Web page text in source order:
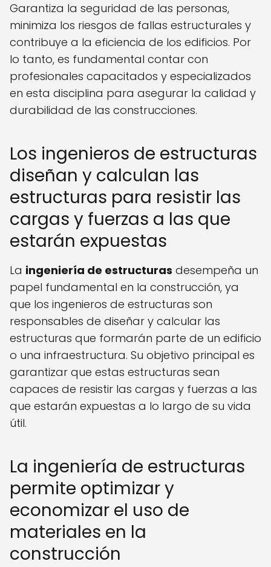
Garantiza la seguridad de las personas,
minimiza los riesgos de fallas estructurales y
contribuye a la eficiencia de los edificios. Por
lo tanto, es fundamental contar con
profesionales capacitados y especializados
en esta disciplina para asegurar la calidad y
durabilidad de las construcciones.
Los ingenieros de estructuras
diseñan y calculan las
estructuras para resistir las
cargas y fuerzas a las que
estarán expuestas
La ingeniería de estructuras desempeña un
papel fundamental en la construcción, ya
que los ingenieros de estructuras son
responsables de diseñar y calcular las
estructuras que formarán parte de un edificio
o una infraestructura. Su objetivo principal es
garantizar que estas estructuras sean
capaces de resistir las cargas y fuerzas a las
que estarán expuestas a lo largo de su vida
útil.
La ingeniería de estructuras
permite optimizar y
economizar el uso de
materiales en la
construcción